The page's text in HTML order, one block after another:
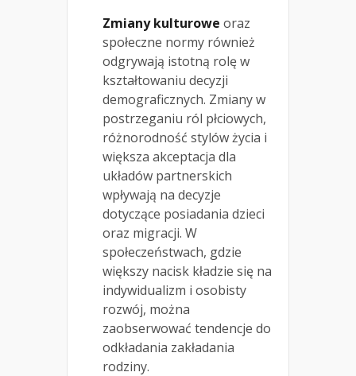
Zmiany kulturowe oraz
społeczne normy również
odgrywają istotną rolę w
kształtowaniu decyzji
demograficznych. Zmiany w
postrzeganiu ról płciowych,
różnorodność stylów życia i
większa akceptacja dla
układów partnerskich
wpływają na decyzje
dotyczące posiadania dzieci
oraz migracji. W
społeczeństwach, gdzie
większy nacisk kładzie się na
indywidualizm i osobisty
rozwój, można
zaobserwować tendencje do
odkładania zakładania
rodziny.